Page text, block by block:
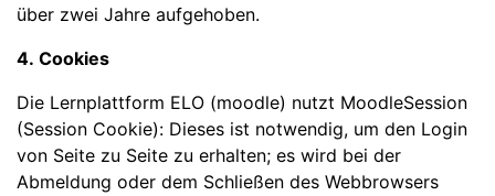
über zwei Jahre aufgehoben.
4. Cookies
Die Lernplattform ELO (moodle) nutzt MoodleSession
(Session Cookie): Dieses ist notwendig, um den Login
von Seite zu Seite zu erhalten; es wird bei der
Abmeldung oder dem Schließen des Webbrowsers